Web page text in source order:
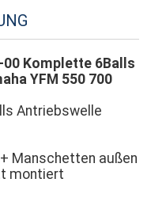
00 Komplette 6Balls
YFM 550 700
Antriebswelle
Manschetten außen
montiert